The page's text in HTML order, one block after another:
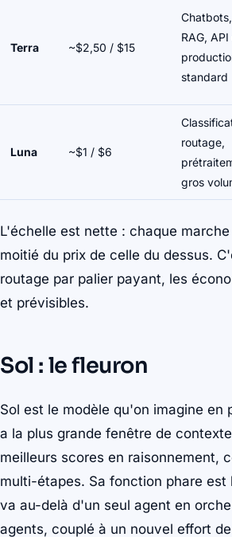
Terra ~$2,50 / $15
Chatbots,
RAG,
standard
Luna ~$1 / $6
routage,
gros
L'échelle est nette : chaque
moitié du prix de celle du dessus.
routage par palier payant, les
et prévisibles.
Sol : le fleuron
Sol est le modèle qu'on imagine en
a la plus grande fenêtre de
meilleurs scores en raisonnement,
multi-étapes. Sa fonction phare est
va au-delà d'un seul agent en
agents, couplé à un nouvel effort